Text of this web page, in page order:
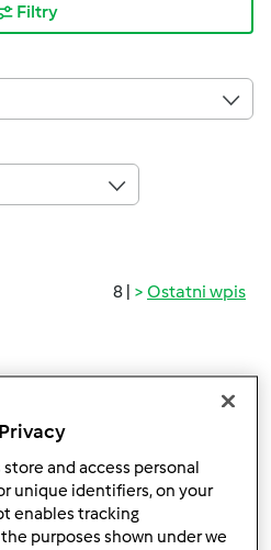
Filtry
8 | Ostatni wpis
and access personal
unique identifiers, on your
enables tracking
purposes shown under we